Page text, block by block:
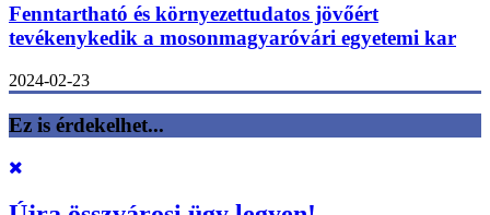
Fenntartható és környezettudatos jövőért
tevékenykedik a mosonmagyaróvári egyetemi kar
2024-02-23
Ez is érdekelhet...